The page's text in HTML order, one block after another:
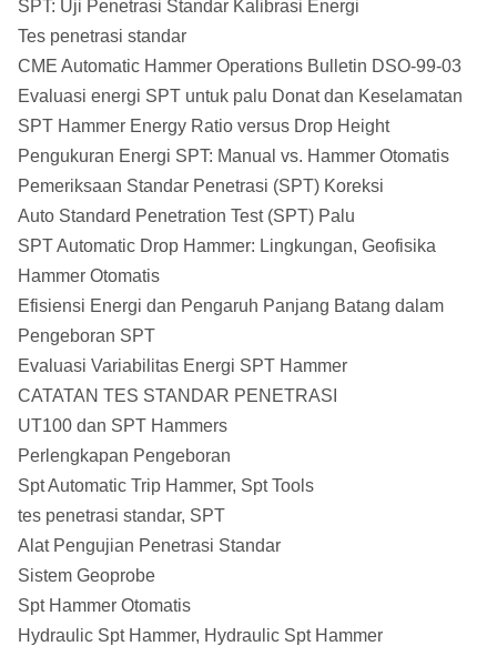
SPT: Uji Penetrasi Standar Kalibrasi Energi
Tes penetrasi standar
CME Automatic Hammer Operations Bulletin DSO-99-03
Evaluasi energi SPT untuk palu Donat dan Keselamatan
SPT Hammer Energy Ratio versus Drop Height
Pengukuran Energi SPT: Manual vs. Hammer Otomatis
Pemeriksaan Standar Penetrasi (SPT) Koreksi
Auto Standard Penetration Test (SPT) Palu
SPT Automatic Drop Hammer: Lingkungan, Geofisika
Hammer Otomatis
Efisiensi Energi dan Pengaruh Panjang Batang dalam
Pengeboran SPT
Evaluasi Variabilitas Energi SPT Hammer
CATATAN TES STANDAR PENETRASI
UT100 dan SPT Hammers
Perlengkapan Pengeboran
Spt Automatic Trip Hammer, Spt Tools
tes penetrasi standar, SPT
Alat Pengujian Penetrasi Standar
Sistem Geoprobe
Spt Hammer Otomatis
Hydraulic Spt Hammer, Hydraulic Spt Hammer